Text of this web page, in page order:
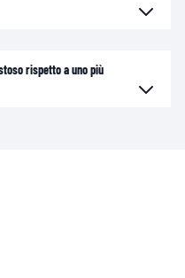
rispetto a uno più